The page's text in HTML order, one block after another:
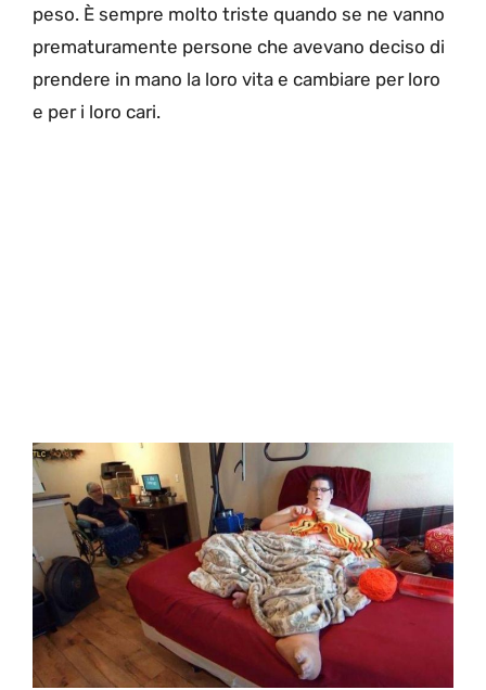
peso. È sempre molto triste quando se ne vanno
prematuramente persone che avevano deciso di
prendere in mano la loro vita e cambiare per loro
e per i loro cari.